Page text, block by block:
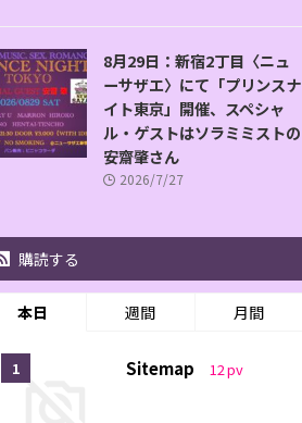
8月29日：新宿2丁目〈ニュ
ーサザエ〉にて「プリンスナ
イト東京」開催、スペシャ
ル・ゲストはソラミミストの
安齋肇さん
2026/7/27
購読する
本日 週間 月間
Sitemap 12pv